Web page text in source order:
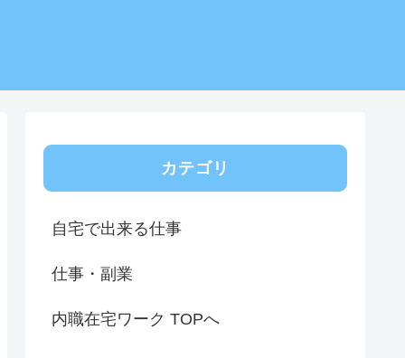
カテゴリ
自宅で出来る仕事
仕事・副業
内職在宅ワーク TOPへ